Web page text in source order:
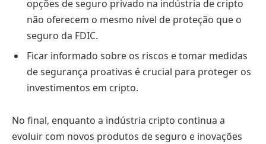
opções de seguro privado na indústria de cripto
não oferecem o mesmo nível de proteção que o
seguro da FDIC.
Ficar informado sobre os riscos e tomar medidas
de segurança proativas é crucial para proteger os
investimentos em cripto.
No final, enquanto a indústria cripto continua a
evoluir com novos produtos de seguro e inovações